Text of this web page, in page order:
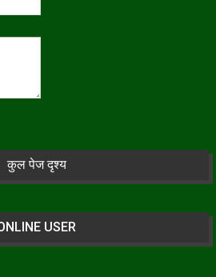
कुल पेज दृश्य
USER